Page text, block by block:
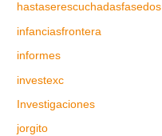
hastaserescuchadasfasedos
infanciasfrontera
informes
investexc
Investigaciones
jorgito